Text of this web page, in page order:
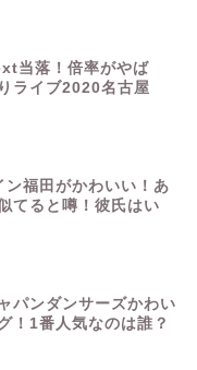
当落！倍率がやば
ライブ2020名古屋
ン福田がかわいい！あ
てると噂！彼氏はい
パンダンサーズかわい
！1番人気なのは誰？